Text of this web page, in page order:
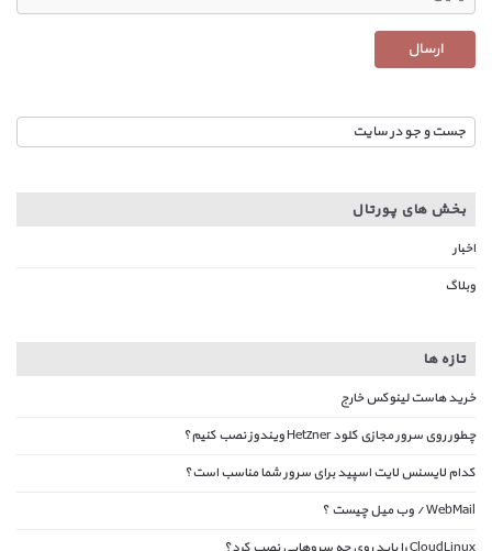
بخش های پورتال
اخبار
وبلاگ
تازه ها
خرید هاست لینوکس خارج
چطور روی سرور مجازی کلود Hetzner ویندوز نصب کنیم؟
کدام لایسنس لایت اسپید برای سرور شما مناسب است؟
WebMail / وب میل چیست ؟